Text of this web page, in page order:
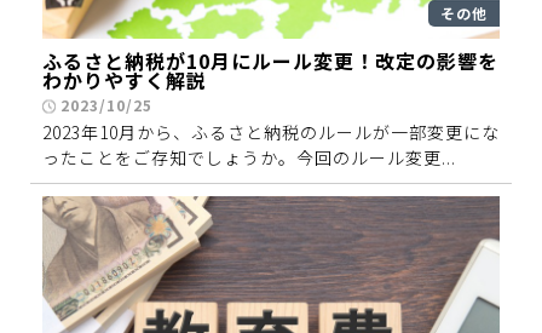
その他
ふるさと納税が10月にルール変更！改定の影響を
わかりやすく解説
2023/10/25
2023年10月から、ふるさと納税のルールが一部変更にな
ったことをご存知でしょうか。今回のルール変更...